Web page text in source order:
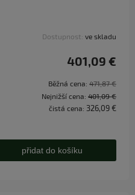
Dostupnost: ve skladu
401,09 €
Běžná cena: 471,87 €
Nejnižší cena: 401,09 €
čistá cena: 326,09 €
přidat do košíku